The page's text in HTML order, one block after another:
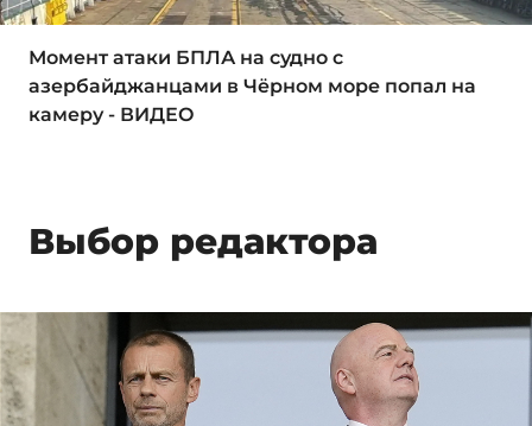
Момент атаки БПЛА на судно с
азербайджанцами в Чёрном море попал на
камеру - ВИДЕО
Выбор редактора